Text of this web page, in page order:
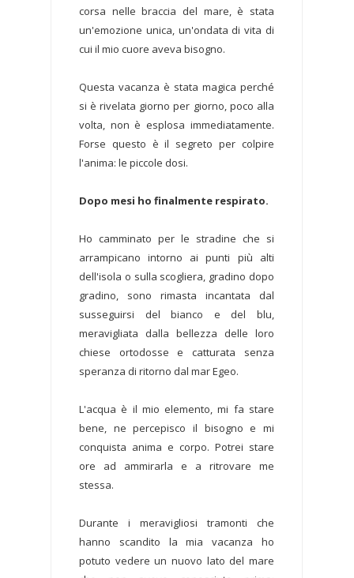
corsa nelle braccia del mare, è stata
un'emozione unica, un'ondata di vita di
cui il mio cuore aveva bisogno.
Questa vacanza è stata magica perché
si è rivelata giorno per giorno, poco alla
volta, non è esplosa immediatamente.
Forse questo è il segreto per colpire
l'anima: le piccole dosi.
Dopo mesi ho finalmente respirato.
Ho camminato per le stradine che si
arrampicano intorno ai punti più alti
dell'isola o sulla scogliera, gradino dopo
gradino, sono rimasta incantata dal
susseguirsi del bianco e del blu,
meravigliata dalla bellezza delle loro
chiese ortodosse e catturata senza
speranza di ritorno dal mar Egeo.
L'acqua è il mio elemento, mi fa stare
bene, ne percepisco il bisogno e mi
conquista anima e corpo. Potrei stare
ore ad ammirarla e a ritrovare me
stessa.
Durante i meravigliosi tramonti che
hanno scandito la mia vacanza ho
potuto vedere un nuovo lato del mare